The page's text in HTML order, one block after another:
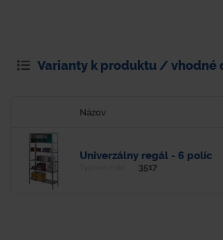
Varianty k produktu / vhodné
Názov
Univerzálny regál - 6 políc
3517